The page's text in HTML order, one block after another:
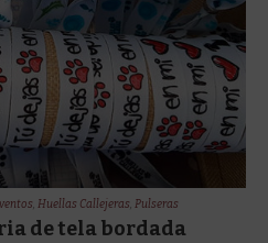
,Huellas Callejeras,Pulseras
de tela bordada